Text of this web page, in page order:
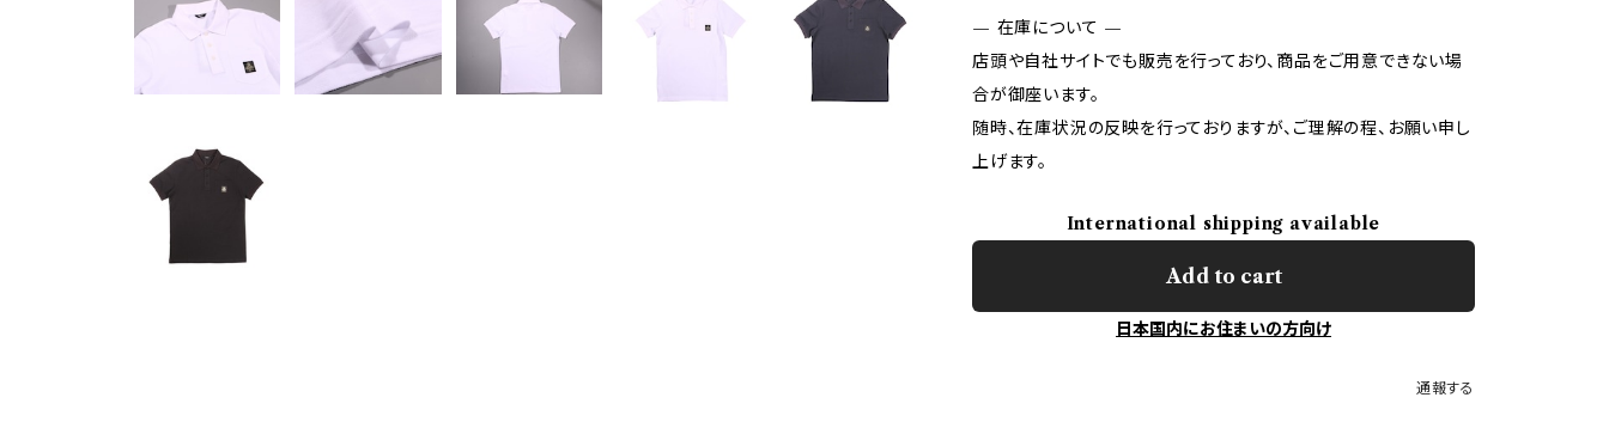
— 在庫について —
店頭や自社サイトでも販売を行っており、商品をご用意できない場
合が御座います。
随時、在庫状況の反映を行っておりますが、ご理解の程、お願い申し
上げます。
International shipping available
Add to cart
日本国内にお住まいの方向け
通報する